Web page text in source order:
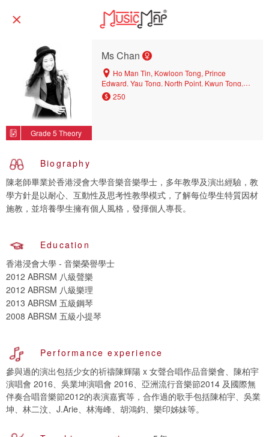
Grade 5 Theory
Ms Chan
Ho Man Tin, Kowloon Tong, Prince
Edward, Yau Tong, North Point, Kwun Tong,
Lai Chi Kok, Yuen Long, Mei Foo, Hung Hom,
Tsim Sha Tsui, Yau Yat Tsuen, Causeway Bay,
250
Biography
陳老師畢業於香港浸會大學音樂音樂學士，多年教學及演出經驗，教
學方針是以耐心、互動性及思考性教學模式，了解每位學生特質因材
施教，並培養學生擁有個人風格，發揮個人專長。
Education
香港浸會大學 - 音樂榮譽學士
2012 ABRSM 八級聲樂
2012 ABRSM 八級樂理
2013 ABRSM 五級鋼琴
2008 ABRSM 五級小提琴
Performance experience
參與過的演出包括少女的祈禱陳輝陽 x 女聲合唱作品音樂會、陳柏宇
演唱會 2016、吳業坤演唱會 2016、亞洲流行音樂節2014 及國際無
伴奏合唱音樂節2012的表演嘉賓等，合作過的歌手包括陳柏宇、吳業
坤、林二汶、J.Arie、林海峰、胡鴻鈞、樂印姊妹等。